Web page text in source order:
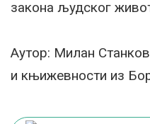
закона људског
Аутор: Милан
и књижевности из